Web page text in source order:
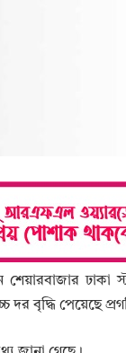
শেয়ারবাজার
দর বৃদ্ধি পেয়েছে